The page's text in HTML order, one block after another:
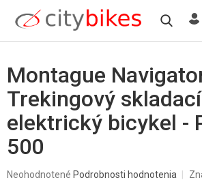
obsah
Montague
Trekingový skladací
elektrický bicykel -
500
Priemerné
Neohodnotené Podrobnosti hodnotenia